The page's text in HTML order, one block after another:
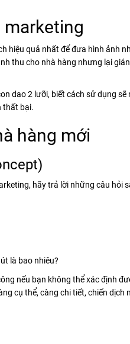
marketing
hiệu quả nhất để đưa hình ảnh
thu cho nhà hàng nhưng lại
dao 2 lưỡi, biết cách sử dụng
thất bại.
hàng mới
hãy trả lời những câu hỏi
là bao nhiêu?
nếu bạn không thể xác định
cụ thể, càng chi tiết, chiến